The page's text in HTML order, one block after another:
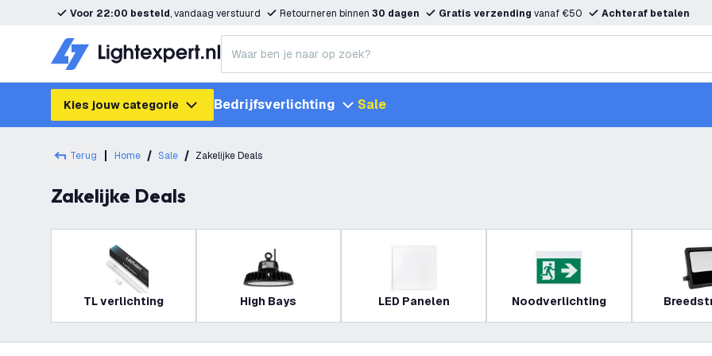
Voor 22:00 besteld, vandaag verstuurd Retourneren binnen 30 dagen Gratis verzending vanaf €50 Achteraf betalen
Kies jouw categorie Bedrijfsverlichting Sale
Terug Home Sale Zakelijke Deals
Zakelijke Deals
TL verlichting High Bays LED Panelen Noodverlichting